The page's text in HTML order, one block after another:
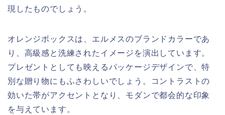
現したものでしょう。
オレンジボックスは、エルメスのブランドカラーであ
り、高級感と洗練されたイメージを演出しています。
プレゼントとしても映えるパッケージデザインで、特
別な贈り物にもふさわしいでしょう。コントラストの
効いた帯がアクセントとなり、モダンで都会的な印象
を与えています。